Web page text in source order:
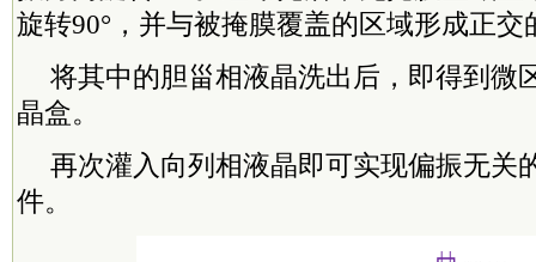
旋转90°，并与被掩膜覆盖的区域形成正交
将其中的胆甾相液晶洗出后，即得到微
晶盒。
再次灌入向列相液晶即可实现偏振无关
件。